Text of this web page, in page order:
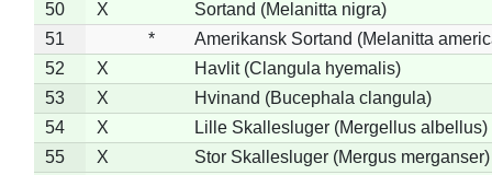
50
X
Sortand (Melanitta nigra)
51
*
Amerikansk Sortand (Melanitta
52
X
Havlit (Clangula hyemalis)
53
X
Hvinand (Bucephala clangula)
54
X
Lille Skallesluger (Mergellus albellus)
55
X
Stor Skallesluger (Mergus merganser)